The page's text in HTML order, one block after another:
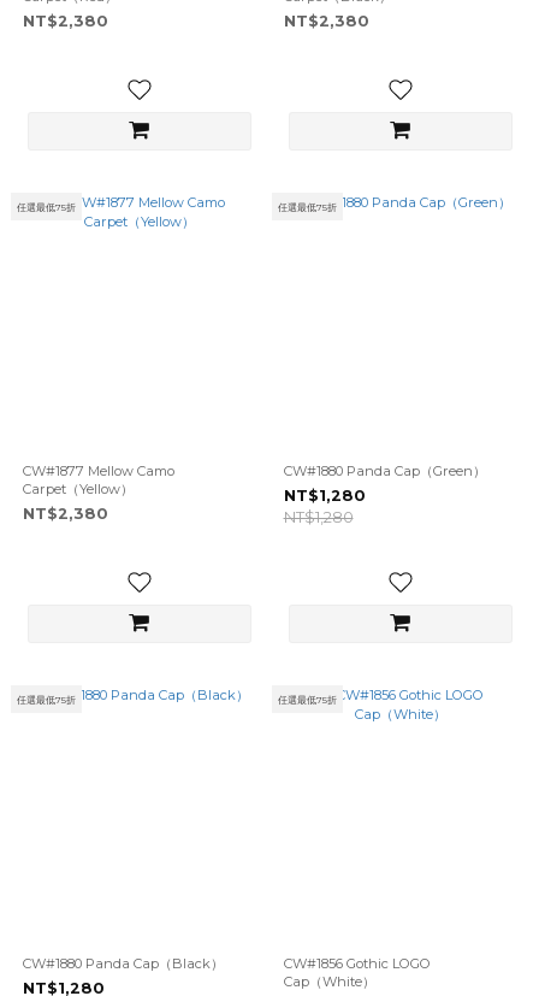
NT$2,380 NT$2,380
任選最低75折
CW#1877 Mellow Camo
Carpet（Yellow）
NT$2,380
任選最低75折
CW#1880 Panda Cap（Green）
NT$1,280
NT$1,280
任選最低75折
CW#1880 Panda Cap（Black）
NT$1,280
任選最低75折
CW#1856 Gothic LOGO
Cap（White）